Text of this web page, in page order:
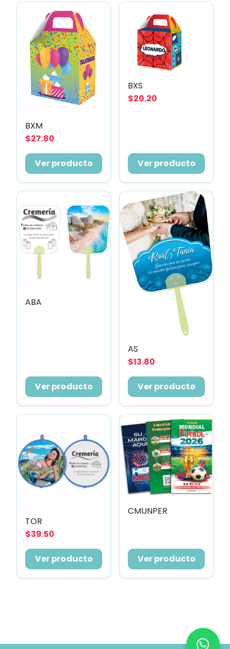
BXM
$27.80
Ver producto
BXS
$20.20
Ver producto
ABA
Ver producto
AS
$13.80
Ver producto
TOR
$39.50
Ver producto
CMUNPER
Ver producto